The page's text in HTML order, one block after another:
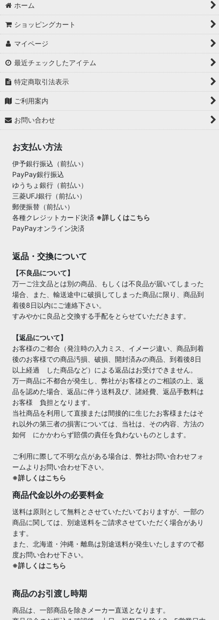
ホーム
ショッピングカート
マイページ
最近チェックしたアイテム
特定商取引法表示
ご利用案内
お問い合わせ
お支払い方法
伊予銀行振込（前払い）
PayPay銀行振込
ゆうちょ銀行（前払い）
三菱UFJ銀行（前払い）
郵便振替（前払い）
各種クレジットカード決済 ※詳しくはこちら
PayPayオンライン決済
返品・交換について
【不良品について】
万一ご注文品とは別の商品、もしくは不良品が届いてしまった
場合、また、輸送途中に破損してしまった商品に限り、商品到
着後8日以内にご連絡下さい。
すみやかに良品と交換する手配をとらせていただきます。
【返品について】
お客様のご都合（発注時の入力ミス、イメージ違い、商品到着
後のお客様での商品汚損、破損、開封済みの商品、到着後8日
以上経過 した商品など）による返品はお受けできません。
万一商品に不都合が発生し、弊社がお客様とのご相談の上、返
品を認めた場合、返品に伴う送料及び、諸経費、返品手数料は
お客様 負担となります。
当社商品を利用して直接または間接的に生じたお客様またはそ
れ以外の第三者の損害については、当社は、その内容、方法の
如何 にかかわらず賠償の責任を負わないものとします。
ご利用に際して不明な点がある場合は、弊社お問い合わせフォ
ームよりお問い合わせ下さい。
※詳しくはこちら
商品代金以外の必要料金
送料は原則として無料とさせていただいておりますが、一部の
商品に関しては、別途送料をご請求させていただく場合があり
ます。
また、北海道・沖縄・離島は別途送料が発生いたしますので都
度お問い合わせ下さい。
※詳しくはこちら
商品のお引渡し時期
商品は、一部商品を除きメーカー直送となります。